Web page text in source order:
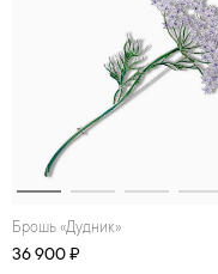
Брошь «Дудник»
36 900 ₽